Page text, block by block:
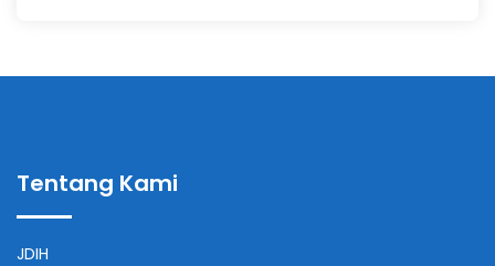
Tentang Kami
JDIH